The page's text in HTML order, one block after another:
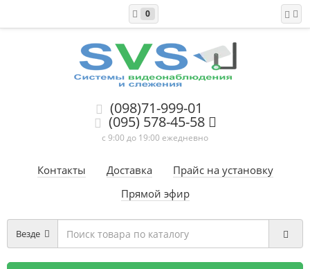
0
(098)71-999-01
(095) 578-45-58
с 9:00 до 19:00 ежедневно
Контакты Доставка
Прайс на установку
Прямой эфир
Везде